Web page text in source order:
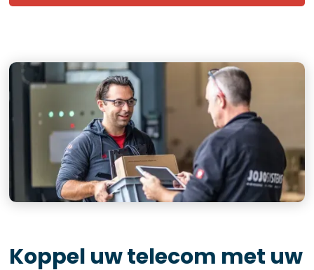
Koppel uw telecom met uw